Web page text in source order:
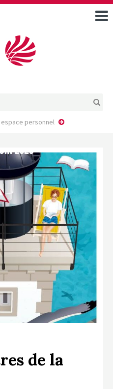
DOSSIERS DE DEMANDE
FAIRE UNE DEMANDE D’AIDE
MODÈLE D’ACCORD DE
PRESTATION
AUTEUR/PORTEUR DE
PROJET
LA COPIE PRIVÉE
NUMÉRIQUE
LA CULTURE AVEC LA COPIE
PRIVÉE
RAPPORT 2019 DE L’ACTION
CULTURELLE
CONTACTS
personnel
de la